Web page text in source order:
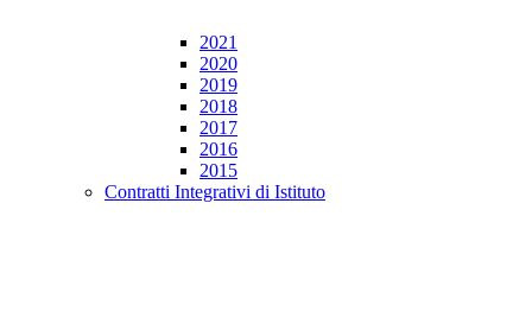
2021
2020
2019
2018
2017
2016
2015
Contratti Integrativi di Istituto